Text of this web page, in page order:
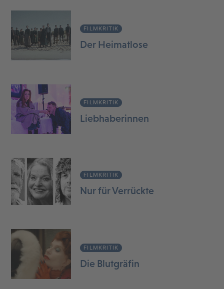
FILMKRITIK
Der Heimatlose
FILMKRITIK
Liebhaberinnen
FILMKRITIK
Nur für Verrückte
FILMKRITIK
Die Blutgräfin